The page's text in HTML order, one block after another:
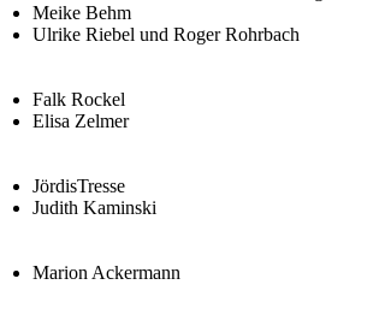
Meike Behm
Ulrike Riebel und Roger Rohrbach
Falk Rockel
Elisa Zelmer
JördisTresse
Judith Kaminski
Marion Ackermann